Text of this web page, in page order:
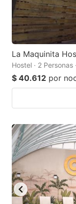
La Maquinita
Hostel · 2 Personas
$ 40.612 por